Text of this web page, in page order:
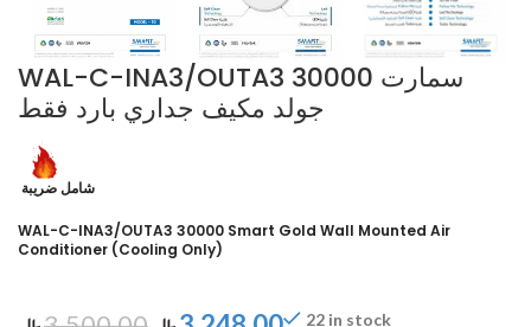
WAL-C-INA3/OUTA3 30000 سمارت
جولد مكيف جداري بارد فقط
شامل ضريبة
WAL-C-INA3/OUTA3 30000 Smart Gold Wall Mounted Air
Conditioner (Cooling Only)
22 in stock